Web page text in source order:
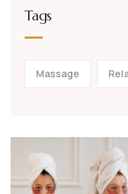
Tags
Massage